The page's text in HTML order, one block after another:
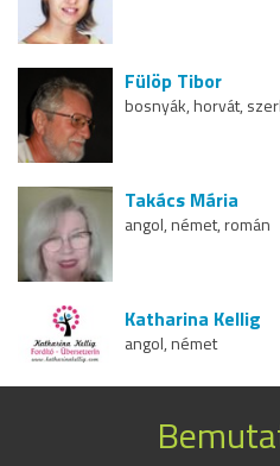
Fülöp Tibor
bosnyák, horvát,
Takács Mária
angol, német, román
Katharina Kellig
angol, német